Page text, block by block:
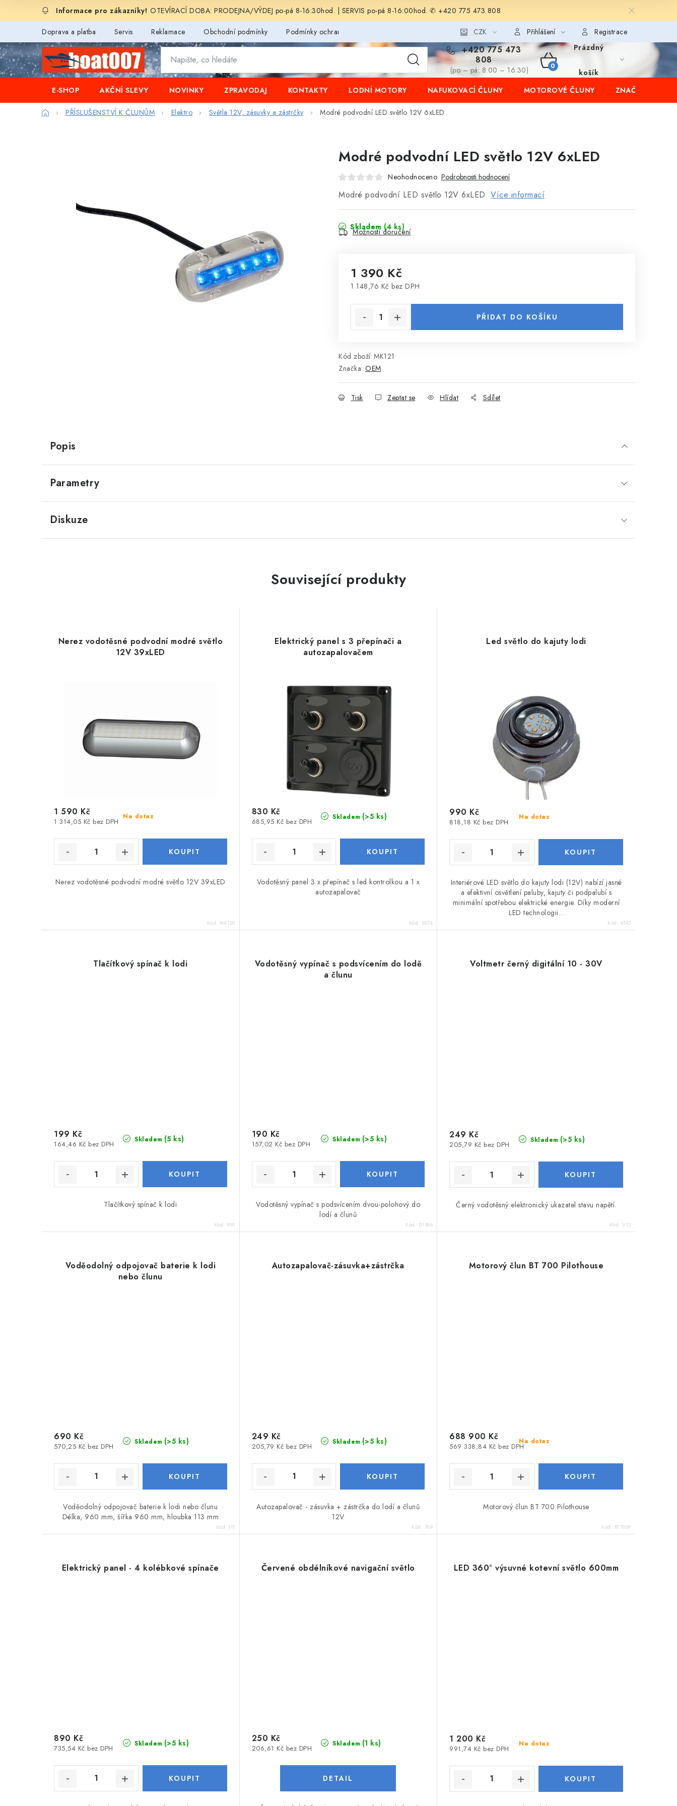
OTEVÍRACÍ DOBA: PRODEJNA/VÝDEJ po-pá 8-16:30hod. | SERVIS po-pá 8-16:00hod. ✆ +420 775 473 808
Doprava a platba Servis Reklamace Obchodní podmínky Podmínky ochrany osobních údajů CZK Přihlášení Registrace
+420 775 473
808
(po – pá: 8:00 – 16:30)
NÁKUPNÍ
KOŠÍK
Prázdný
košík
E-SHOP
AKČNÍ SLEVY NOVINKY ZPRAVODAJ KONTAKTY LODNÍ MOTORY NAFUKOVACÍ ČLUNY MOTOROVÉ ČLUNY ZNAČKY
DomůPŘÍSLUŠENSTVÍ K ČLUNŮM Elektro Světla 12V, zásuvky a zástrčky Modré podvodní LED světlo 12V 6xLED
Modré podvodní LED světlo 12V 6xLED
Neohodnoceno Podrobnosti hodnocení
Modré podvodní LED světlo 12V 6xLED Více informací
Skladem (4 ks)
Možnosti doručení
1 390 Kč
1 148,76 Kč bez DPH
PŘIDAT DO KOŠÍKU
Kód zboží: MK121
Značka: OEM
Tisk Zeptat se Hlídat Sdílet
Popis
Parametry
Diskuze
Související produkty
Nerez vodotěsné podvodní modré světlo
12V 39xLED
Na dotaz
1 314,05 Kč bez DPH
1 590 Kč
Nerez vodotěsné podvodní modré světlo 12V 39xLED
Kód:MK120
Elektrický panel s 3 přepínači a
autozapalovačem
Skladem (>5 ks)
685,95 Kč bez DPH
830 Kč
Vodotěsný panel 3 x přepínač s led kontrolkou a 1 x
autozapalovač
Kód: 3074
Led světlo do kajuty lodi
Na dotaz
818,18 Kč bez DPH
990 Kč
Interiérové LED světlo do kajuty lodi (12V) nabízí jasné
a efektivní osvětlení paluby, kajuty či podpalubí s
minimální spotřebou elektrické energie. Díky moderní
LED technologii...
Kód: 4142
Tlačítkový spínač k lodi
Skladem (5 ks)
164,46 Kč bez DPH
199 Kč
Tlačítkový spínač k lodi
Kód:990
Vodotěsný vypínač s podsvícením do lodě
a člunu
Skladem (>5 ks)
157,02 Kč bez DPH
190 Kč
Vodotěsný vypínač s podsvícením dvou-polohový do
lodí a člunů
Kód: D1386
Voltmetr černý digitální 10 - 30V
Skladem (>5 ks)
205,79 Kč bez DPH
249 Kč
Černý vodotěsný elektronický ukazatel stavu napětí.
Kód:V12
Voděodolný odpojovač baterie k lodi
nebo člunu
Skladem (>5 ks)
570,25 Kč bez DPH
690 Kč
Voděodolný odpojovač baterie k lodi nebo člunu
Délka, 960 mm, šířka 960 mm, hloubka 113 mm
Kód: J11
Autozapalovač-zásuvka+zástrčka
Skladem (>5 ks)
205,79 Kč bez DPH
249 Kč
Autozapalovač - zásuvka + zástrčka do lodí a člunů
12V
Kód: 789
Motorový člun BT 700 Pilothouse
Na dotaz
569 338,84 Kč bez DPH
688 900 Kč
Motorový člun BT 700 Pilothouse
Kód: BT700P
Elektrický panel - 4 kolébkové spínače
Skladem (>5 ks)
735,54 Kč bez DPH
890 Kč
Červené obdélníkové navigační světlo
Skladem (1 ks)
206,61 Kč bez DPH
250 Kč
LED 360° výsuvné kotevní světlo 600mm
Na dotaz
991,74 Kč bez DPH
1 200 Kč